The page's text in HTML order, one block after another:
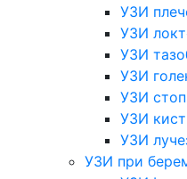
УЗИ
УЗИ
УЗИ
УЗИ
УЗИ
УЗИ
УЗИ
УЗИ при